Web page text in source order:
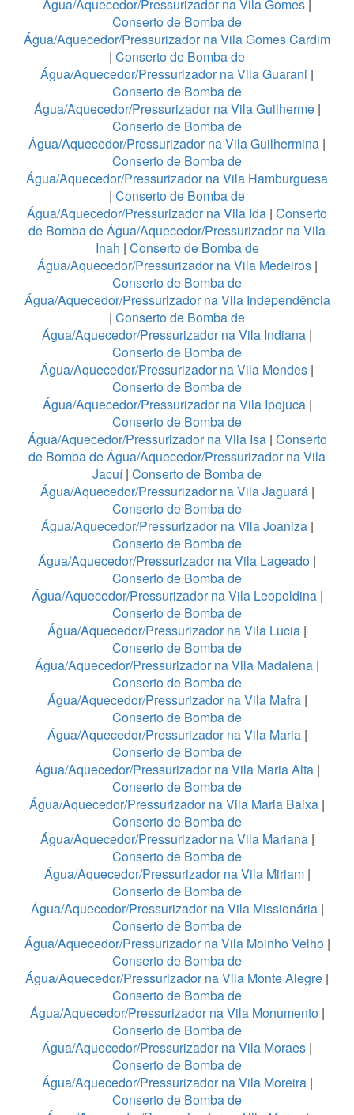
Água/Aquecedor/Pressurizador na Vila Gomes |
Conserto de Bomba de
Água/Aquecedor/Pressurizador na Vila Gomes Cardim
| Conserto de Bomba de
Água/Aquecedor/Pressurizador na Vila Guarani |
Conserto de Bomba de
Água/Aquecedor/Pressurizador na Vila Guilherme|
Conserto de Bomba de
Água/Aquecedor/Pressurizador na Vila Guilhermina |
Conserto de Bomba de
Água/Aquecedor/Pressurizador na Vila Hamburguesa
| Conserto de Bomba de
Água/Aquecedor/Pressurizador na Vila Ida | Conserto
de Bomba de Água/Aquecedor/Pressurizador na Vila
Inah | Conserto de Bomba de
Água/Aquecedor/Pressurizador na Vila Medeiros|
Conserto de Bomba de
Água/Aquecedor/Pressurizador na Vila Independência
| Conserto de Bomba de
Água/Aquecedor/Pressurizador na Vila Indiana |
Conserto de Bomba de
Água/Aquecedor/Pressurizador na Vila Mendes |
Conserto de Bomba de
Água/Aquecedor/Pressurizador na Vila Ipojuca|
Conserto de Bomba de
Água/Aquecedor/Pressurizador na Vila Isa| Conserto
de Bomba de Água/Aquecedor/Pressurizador na Vila
Jacuí| Conserto de Bomba de
Água/Aquecedor/Pressurizador na Vila Jaguará|
Conserto de Bomba de
Água/Aquecedor/Pressurizador na Vila Joaniza|
Conserto de Bomba de
Água/Aquecedor/Pressurizador na Vila Lageado |
Conserto de Bomba de
Água/Aquecedor/Pressurizador na Vila Leopoldina|
Conserto de Bomba de
Água/Aquecedor/Pressurizador na Vila Lucia |
Conserto de Bomba de
Água/Aquecedor/Pressurizador na Vila Madalena |
Conserto de Bomba de
Água/Aquecedor/Pressurizador na Vila Mafra |
Conserto de Bomba de
Água/Aquecedor/Pressurizador na Vila Maria|
Conserto de Bomba de
Água/Aquecedor/Pressurizador na Vila Maria Alta|
Conserto de Bomba de
Água/Aquecedor/Pressurizador na Vila Maria Baixa |
Conserto de Bomba de
Água/Aquecedor/Pressurizador na Vila Mariana|
Conserto de Bomba de
Água/Aquecedor/Pressurizador na Vila Miriam|
Conserto de Bomba de
Água/Aquecedor/Pressurizador na Vila Missionária|
Conserto de Bomba de
Água/Aquecedor/Pressurizador na Vila Moinho Velho|
Conserto de Bomba de
Água/Aquecedor/Pressurizador na Vila Monte Alegre |
Conserto de Bomba de
Água/Aquecedor/Pressurizador na Vila Monumento|
Conserto de Bomba de
Água/Aquecedor/Pressurizador na Vila Moraes |
Conserto de Bomba de
Água/Aquecedor/Pressurizador na Vila Moreira|
Conserto de Bomba de